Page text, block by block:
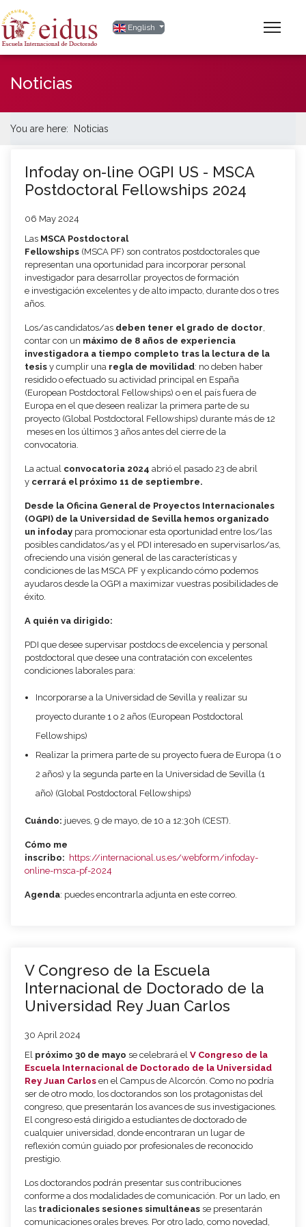
Select your language
English
Noticias
You are here: Noticias
Infoday on-line OGPI US - MSCA
Postdoctoral Fellowships 2024
06 May 2024
Las MSCA Postdoctoral
Fellowships (MSCA PF) son contratos postdoctorales que
representan una oportunidad para incorporar personal
investigador para desarrollar proyectos de ​formación
e investigación excelentes y de alto impacto, durante dos o tres
años.
Los/as candidatos/as ​ deben tener el grado de doctor,
contar con un máximo de 8 años de experiencia
investigadora a tiempo completo tras la lectura de la
tesis y cumplir una regla de movilidad: no deben haber
residido o efectuado su actividad principal en España ​
(European Postdoctoral Fellowships) o ​en el país fuera de
Europa en el que deseen realizar la primera parte de su
proyecto ​(Global Postdoctoral Fellowships) durante más de 12​
meses en los últimos 3 años antes del cierre de la
convocatoria.
​La actual convocatoria 2024 abrió el pasado 23 de abril
y cerrará el próximo 11 de septiembre.
Desde la Oficina General de Proyectos Internacionales
(OGPI) de la Universidad de Sevilla hemos organizado
un infoday para promocionar esta oportunidad entre los/las
posibles candidatos/as y el PDI interesado en supervisarlos/as,
ofreciendo una visión general de las características y
condiciones de las MSCA PF y explicando cómo podemos
ayudaros desde la OGPI a maximizar vuestras posibilidades de
éxito.
A quién va dirigido:
​PDI que desee supervisar postdocs de excelencia y personal
postdoctoral que desee una contratación con excelentes
condiciones laborales para:
Incorporarse a la Universidad de Sevilla y realizar su
proyecto durante 1 o 2 años ​(European Postdoctoral
Fellowships)
Realizar la primera parte de su proyecto fuera de Europa (1 o
2 años) y la segunda parte en la Universidad de Sevilla (1
año) ​(Global Postdoctoral Fellowships)
Cuándo: jueves, 9 de mayo, de 10 a 12:30h (CEST).
Cómo me
inscribo: https://internacional.us.es/webform/infoday-
online-msca-pf-2024
Agenda: puedes encontrarla adjunta en este correo.
V Congreso de la Escuela
Internacional de Doctorado de la
Universidad Rey Juan Carlos
30 April 2024
El próximo 30 de mayo se celebrará el V Congreso de la
Escuela Internacional de Doctorado de la Universidad
Rey Juan Carlos en el Campus de Alcorcón. Como no podría
ser de otro modo, los doctorandos son los protagonistas del
congreso, que presentarán los avances de sus investigaciones.
El congreso está dirigido a estudiantes de doctorado de
cualquier universidad, donde encontraran un lugar de
reflexión común guiado por profesionales de reconocido
prestigio.
Los doctorandos podrán presentar sus contribuciones
conforme a dos modalidades de comunicación. Por un lado, en
las tradicionales sesiones simultáneas se presentarán
comunicaciones orales breves. Por otro lado, como novedad,